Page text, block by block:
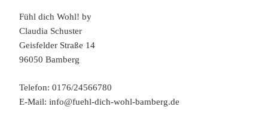
Fühl dich Wohl! by
Claudia Schuster
Geisfelder Straße 14
96050 Bamberg
Telefon: 0176/24566780
E-Mail: info@fuehl-dich-wohl-bamberg.de